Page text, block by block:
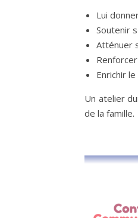
Lui
Soutenir
Atténuer
Enrichir
Un atelier
de la famille.